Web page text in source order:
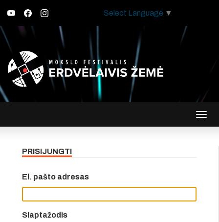
Select Language ▼
PRISIJUNGTI
El. pašto adresas
Slaptažodis